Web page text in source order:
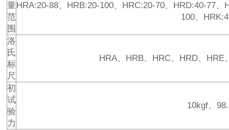
量
范
围
HRA:20-88、HRB:20-100、HRC:20-70、HRD:40-77
100、
洛
氏
标
尺
HRA、HRB、HRC、HRD、
初
试
验
力
10kgf、